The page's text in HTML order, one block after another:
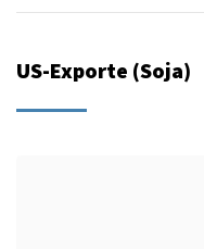
US-Exporte (Soja)